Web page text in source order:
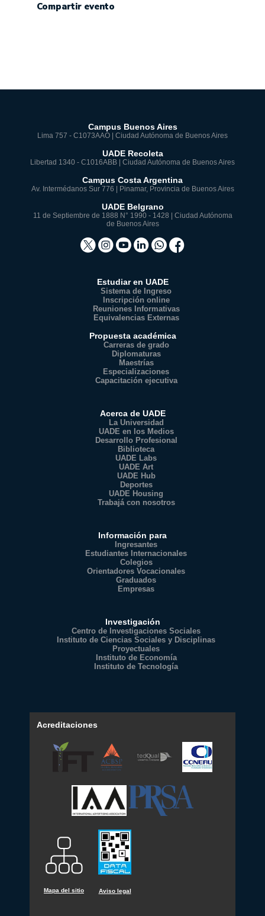
Compartir evento
Campus Buenos Aires
Lima 757 - C1073AAO | Ciudad Autónoma de Buenos Aires
UADE Recoleta
Libertad 1340 - C1016ABB | Ciudad Autónoma de Buenos Aires
Campus Costa Argentina
Av. Intermédanos Sur 776 | Pinamar, Provincia de Buenos Aires
UADE Belgrano
11 de Septiembre de 1888 N° 1990 - 1428 | Ciudad Autónoma
de Buenos Aires
Estudiar en UADE
Sistema de Ingreso
Inscripción online
Reuniones Informativas
Equivalencias Externas
Propuesta académica
Carreras de grado
Diplomaturas
Maestrías
Especializaciones
Capacitación ejecutiva
Acerca de UADE
La Universidad
UADE en los Medios
Desarrollo Profesional
Biblioteca
UADE Labs
UADE Art
UADE Hub
Deportes
UADE Housing
Trabajá con nosotros
Información para
Ingresantes
Estudiantes Internacionales
Colegios
Orientadores Vocacionales
Graduados
Empresas
Investigación
Centro de Investigaciones Sociales
Instituto de Ciencias Sociales y Disciplinas
Proyectuales
Instituto de Economía
Instituto de Tecnología
Acreditaciones
Mapa del sitio Aviso legal